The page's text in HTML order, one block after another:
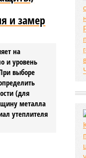
и замер
на
и уровень
выборе
(для
металла
утеплителя